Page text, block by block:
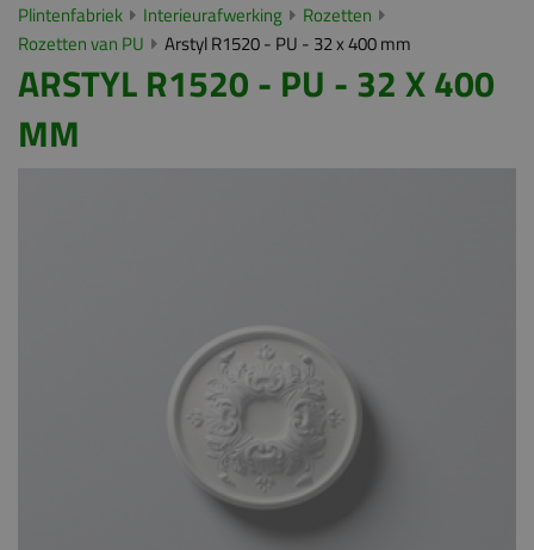
Plintenfabriek Interieurafwerking
Rozetten
Rozetten van PU
Arstyl R1520 - PU - 32 x 400 mm
ARSTYL R1520 - PU - 32 X 400
MM